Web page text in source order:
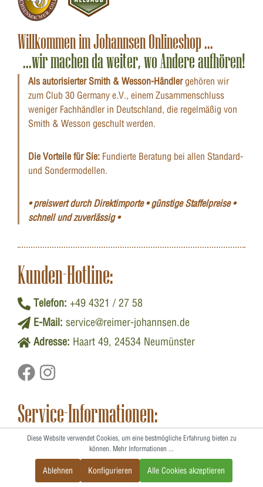
Willkommen im Johannsen Onlineshop ...
...wir machen da weiter, wo Andere aufhören!
Als autorisierter Smith & Wesson-Händlergehören wir
zum Club 30 Germany e.V., einem Zusammenschluss
weniger Fachhändler in Deutschland, die regelmäßig von
Smith & Wesson geschult werden.
Die Vorteile für Sie: Fundierte Beratung bei allen Standard-
und Sondermodellen.
• preiswert durch Direktimporte • günstige Staffelpreise •
schnell und zuverlässig •
Kunden-Hotline:
Telefon: +49 4321 / 27 58
E-Mail: service@reimer-johannsen.de
Adresse: Haart 49, 24534 Neumünster
Service-Informationen:
Versand & Zahlung
Widerrufsbelehrung
Informationen gemäß Elektrogesetz
Diese Website verwendet Cookies, um eine bestmögliche Erfahrung bieten zu
können. Mehr Informationen ...
Ablehnen Konfigurieren Alle Cookies akzeptieren